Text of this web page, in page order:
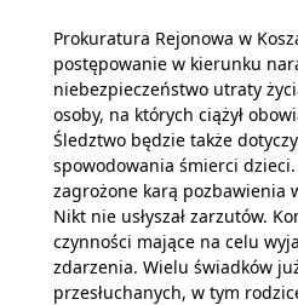
Prokuratura Rejonowa w
postępowanie w kierunku
niebezpieczeństwo utraty
osoby, na których ciążył
Śledztwo będzie także
spowodowania śmierci dzieci.
zagrożone karą pozbawienia
Nikt nie usłyszał zarzutów.
czynności mające na celu
zdarzenia. Wielu świadków
przesłuchanych, w tym